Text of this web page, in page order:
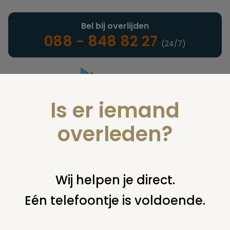
Landelijke uitvaartonderneming
Bel bij overlijden
088 - 848 82 27 (24/7)
U bent hier: home nieuws & agenda nieuws door corona
veel meer inbraken tijdens uitvaarten
Is er iemand
overleden?
Wij helpen je direct.
Eén telefoontje is voldoende.